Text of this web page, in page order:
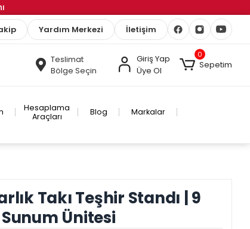
Yardım Merkezi İletişim
Teslimat
Bölge Seçin
Giriş Yap
Üye Ol
0
Sepetim
Hesaplama
Araçları
Blog Markalar
Takı Teşhir Standı | 9
Ünitesi